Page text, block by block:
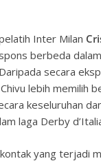
Inter Milan
berbeda
secara
lebih memilih
keseluruhan
laga Derby
yang terjadi